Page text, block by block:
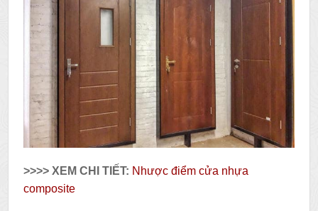
>>>> XEM CHI TIẾT: Nhược điểm cửa nhựa
composite